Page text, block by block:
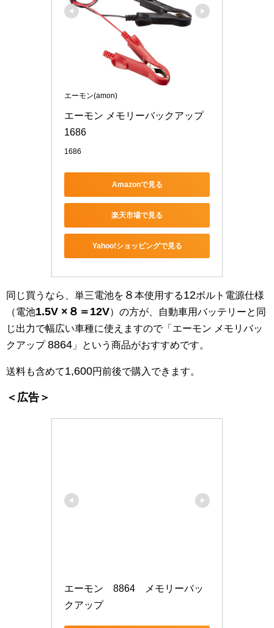
エーモン(amon)
エーモン メモリーバックアップ
1686
1686
Amazonで見る
楽天市場で見る
Yahoo!ショッピングで見る
同じ買うなら、単三電池を ８ 本使用する12ボルト電源仕様
（電池1.5V ×８＝12V）の方が、自動車用バッテリーと同
じ出力で幅広い車種に使えますので「エーモン メモリバッ
クアップ8864 」という商品がおすすめです。
送料も含めて1,600円前後で購入できます。
＜広告＞
エーモン　8864　メモリーバッ
クアップ